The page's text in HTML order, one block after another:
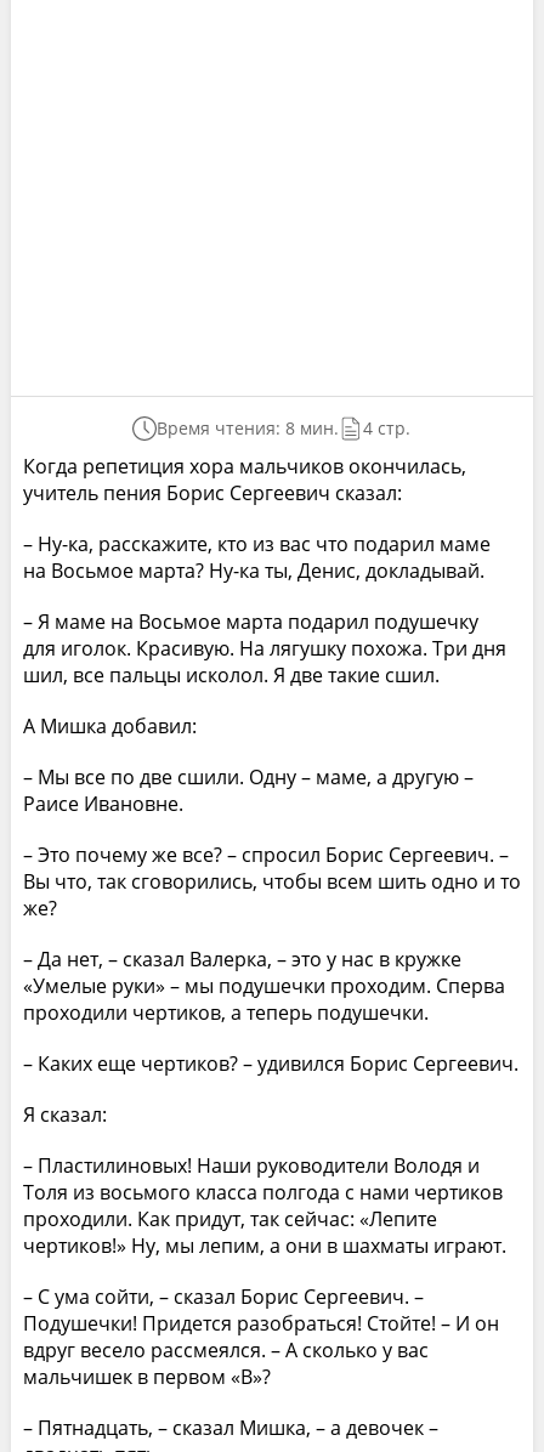
Время чтения: 8 мин. 4 стр.
Когда репетиция хора мальчиков окончилась,
учитель пения Борис Сергеевич сказал:
– Ну-ка, расскажите, кто из вас что подарил маме
на Восьмое марта? Ну-ка ты, Денис, докладывай.
– Я маме на Восьмое марта подарил подушечку
для иголок. Красивую. На лягушку похожа. Три дня
шил, все пальцы исколол. Я две такие сшил.
А Мишка добавил:
– Мы все по две сшили. Одну – маме, а другую –
Раисе Ивановне.
– Это почему же все? – спросил Борис Сергеевич. –
Вы что, так сговорились, чтобы всем шить одно и то
же?
– Да нет, – сказал Валерка, – это у нас в кружке
«Умелые руки» – мы подушечки проходим. Сперва
проходили чертиков, а теперь подушечки.
– Каких еще чертиков? – удивился Борис Сергеевич.
Я сказал:
– Пластилиновых! Наши руководители Володя и
Толя из восьмого класса полгода с нами чертиков
проходили. Как придут, так сейчас: «Лепите
чертиков!» Ну, мы лепим, а они в шахматы играют.
– С ума сойти, – сказал Борис Сергеевич. –
Подушечки! Придется разобраться! Стойте! – И он
вдруг весело рассмеялся. – А сколько у вас
мальчишек в первом «В»?
– Пятнадцать, – сказал Мишка, – а девочек –